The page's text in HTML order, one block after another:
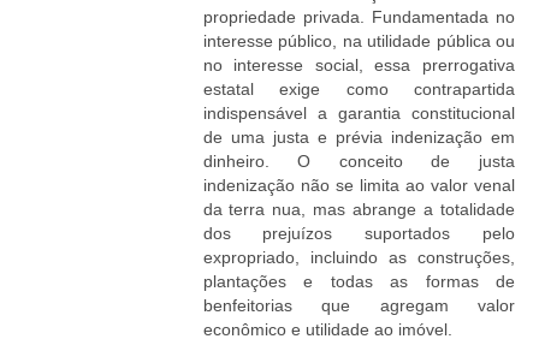
propriedade privada. Fundamentada no
interesse público, na utilidade pública ou
no interesse social, essa prerrogativa
estatal exige como contrapartida
indispensável a garantia constitucional
de uma justa e prévia indenização em
dinheiro. O conceito de justa
indenização não se limita ao valor venal
da terra nua, mas abrange a totalidade
dos prejuízos suportados pelo
expropriado, incluindo as construções,
plantações e todas as formas de
benfeitorias que agregam valor
econômico e utilidade ao imóvel.